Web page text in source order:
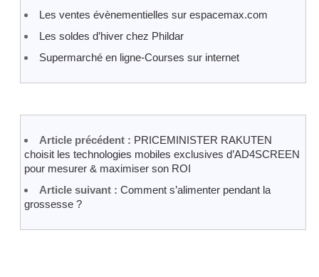
Les ventes évènementielles sur espacemax.com
Les soldes d’hiver chez Phildar
Supermarché en ligne-Courses sur internet
Article précédent : PRICEMINISTER RAKUTEN
choisit les technologies mobiles exclusives d’AD4SCREEN
pour mesurer & maximiser son ROI
Article suivant : Comment s’alimenter pendant la
grossesse ?